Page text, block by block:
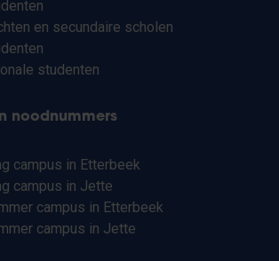
en secundaire scholen
studenten
noodnummers
campus in Etterbeek
campus in Jette
campus in Etterbeek
campus in Jette